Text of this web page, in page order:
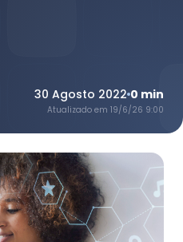
30 Agosto 2022 0 min
Atualizado em 19/6/26 9:00